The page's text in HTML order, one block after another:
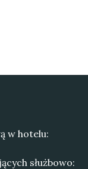
w hotelu:
służbowo: